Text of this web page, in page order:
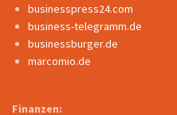
businesspress24.com
business-telegramm.de
businessburger.de
marcomio.de
Finanzen: